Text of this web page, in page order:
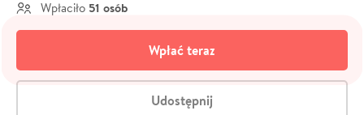
Wpłaciło 51 osób
Wpłać teraz
Udostępnij